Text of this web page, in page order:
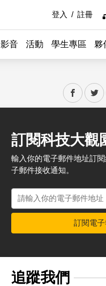
登入 註冊
影音 活動 學生專區 夥
facebooktwitter
訂閱科技大觀
輸入你的電子郵件地址訂
子郵件接收通知。
電子郵件地址
訂閱電子
追蹤我們